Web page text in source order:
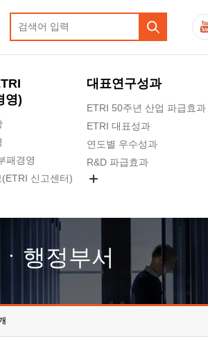
영)
패경영
신고센터)
황
대표연구성과
ETRI 50주년 산업 파급효과
ETRI 대표성과
연도별 우수성과
R&D 파급효과
행정부서